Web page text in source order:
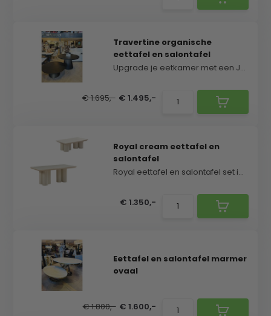
Travertine organische
eettafel en salontafel
Upgrade je eetkamer met een Japandi stijl eettafe...
€ 1.695,- € 1.495,-
Royal cream eettafel en
salontafel
Royal eettafel en salontafel set in cream kleur me...
€ 1.350,-
Eettafel en salontafel marmer
ovaal
€ 1.800,- € 1.600,-